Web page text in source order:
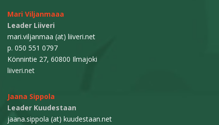
Mari Viljanmaaa
Leader Liiveri
mari.viljanmaa (at) liiveri.net
p. 050 551 0797
Könnintie 27, 60800 Ilmajoki
liiveri.net
Jaana Sippola
Leader Kuudestaan
jaana.sippola (at) kuudestaan.net